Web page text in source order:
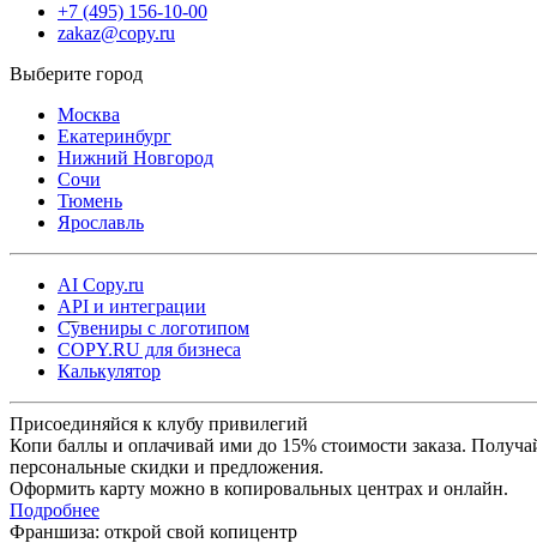
+7 (495) 156-10-00
zakaz@copy.ru
Москва
Екатеринбург
Нижний Новгород
Сочи
Тюмень
Ярославль
AI Copy.ru
API и интеграции
Сувениры с логотипом
COPY.RU для бизнеса
Калькулятор
Присоединяйся к клубу привилегий
Копи баллы и оплачивай ими до 15% стоимости заказа.
персональные скидки и предложения.
Оформить карту можно в копировальных центрах и онлайн.
Подробнее
Франшиза: открой свой копицентр